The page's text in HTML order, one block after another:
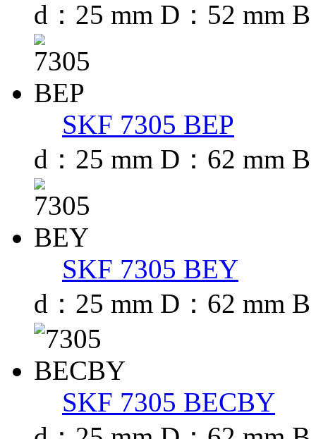
d：25 mm D：52 mm
SKF 7305 BEP
d：25 mm D：62 mm
SKF 7305 BEY
d：25 mm D：62 mm
SKF 7305 BECBY